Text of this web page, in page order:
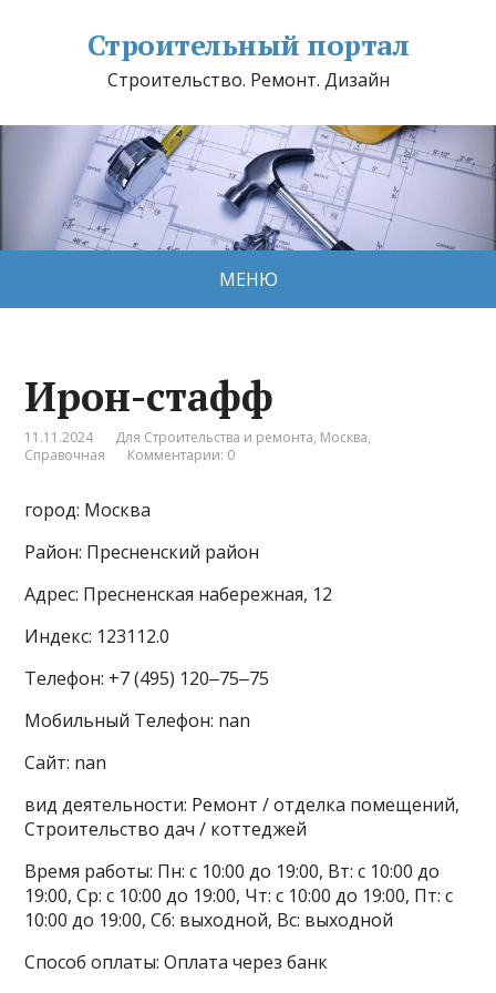
Строительный портал
Строительство. Ремонт. Дизайн
МЕНЮ
Ирон-стафф
11.11.2024 Для Строительства и ремонта, Москва,
Справочная
Комментарии: 0
город: Москва
Район: Пресненский район
Адрес: Пресненская набережная, 12
Индекс: 123112.0
Телефон: +7 (495) 120‒75‒75
Мобильный Телефон: nan
Сайт: nan
вид деятельности: Ремонт / отделка помещений,
Строительство дач / коттеджей
Время работы: Пн: с 10:00 до 19:00, Вт: с 10:00 до
19:00, Ср: с 10:00 до 19:00, Чт: с 10:00 до 19:00, Пт: с
10:00 до 19:00, Сб: выходной, Вс: выходной
Способ оплаты: Оплата через банк